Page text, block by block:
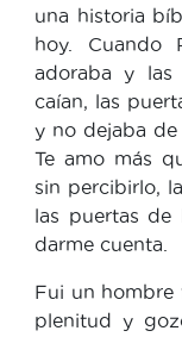
una historia
hoy. Cuando
adoraba y las
caían, las
y no dejaba de
Te amo más
sin percibirlo,
las puertas de
darme cuenta.
Fui un hombre
plenitud y